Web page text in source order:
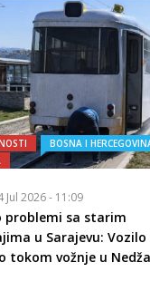
BOSNA I
Jul 2026 - 11:09
problemi sa starim
u Sarajevu: Vozilo
tokom vožnje u